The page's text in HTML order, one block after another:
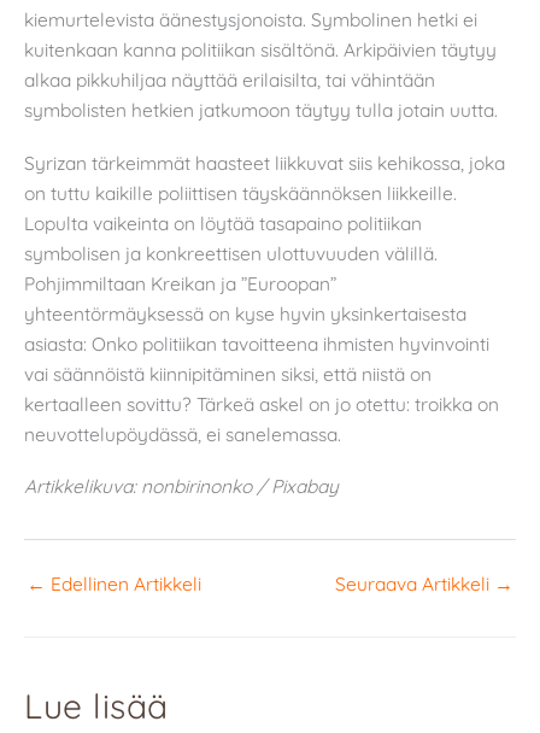
kiemurtelevista äänestysjonoista. Symbolinen hetki ei
kuitenkaan kanna politiikan sisältönä. Arkipäivien täytyy
alkaa pikkuhiljaa näyttää erilaisilta, tai vähintään
symbolisten hetkien jatkumoon täytyy tulla jotain uutta.
Syrizan tärkeimmät haasteet liikkuvat siis kehikossa, joka
on tuttu kaikille poliittisen täyskäännöksen liikkeille.
Lopulta vaikeinta on löytää tasapaino politiikan
symbolisen ja konkreettisen ulottuvuuden välillä.
Pohjimmiltaan Kreikan ja ”Euroopan”
yhteentörmäyksessä on kyse hyvin yksinkertaisesta
asiasta: Onko politiikan tavoitteena ihmisten hyvinvointi
vai säännöistä kiinnipitäminen siksi, että niistä on
kertaalleen sovittu? Tärkeä askel on jo otettu: troikka on
neuvottelupöydässä, ei sanelemassa.
Artikkelikuva: nonbirinonko / Pixabay
← Edellinen Artikkeli Seuraava Artikkeli →
Lue lisää